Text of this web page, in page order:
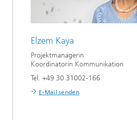
Elzem Kaya
Projektmanagerin
Koordinatorin Kommunikation
Tel. +49 30 31002-166
E-Mail senden